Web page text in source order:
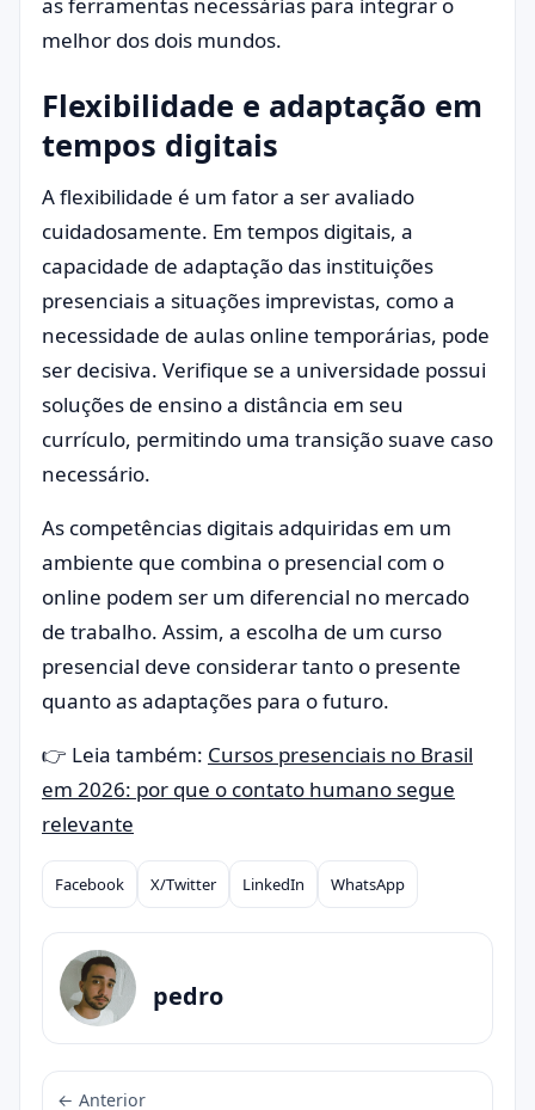
melhor dos dois mundos.
Flexibilidade e adaptação em
tempos digitais
A flexibilidade é um fator a ser avaliado
cuidadosamente. Em tempos digitais, a
capacidade de adaptação das instituições
presenciais a situações imprevistas, como a
necessidade de aulas online temporárias, pode
ser decisiva. Verifique se a universidade possui
soluções de ensino a distância em seu
currículo, permitindo uma transição suave caso
necessário.
As competências digitais adquiridas em um
ambiente que combina o presencial com o
online podem ser um diferencial no mercado
de trabalho. Assim, a escolha de um curso
presencial deve considerar tanto o presente
quanto as adaptações para o futuro.
👉 Leia também: Cursos presenciais no Brasil
em 2026: por que o contato humano segue
relevante
Compartilhar
Facebook X/Twitter LinkedIn WhatsApp
pedro
← Anterior